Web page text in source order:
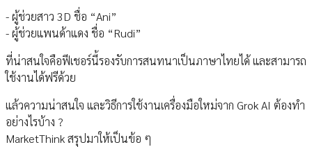
- ผู้ช่วยสาว 3D ชื่อ “Ani”
- ผู้ช่วยแพนด้าแดง ชื่อ “Rudi”
ที่น่าสนใจคือฟีเชอร์นี้รองรับการสนทนาเป็นภาษาไทยได้ และสามารถ
ใช้งานได้ฟรีด้วย
แล้วความน่าสนใจ และวิธีการใช้งานเครื่องมือใหม่จาก Grok AI ต้องทำ
อย่างไรบ้าง ?
MarketThink สรุปมาให้เป็นข้อ ๆ